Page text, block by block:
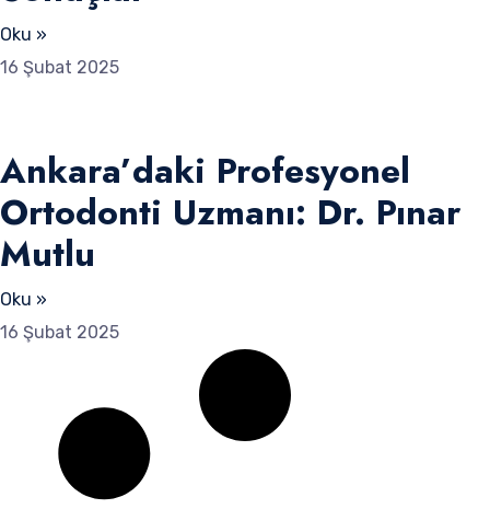
Oku »
16 Şubat 2025
Ankara’daki Profesyonel
Ortodonti Uzmanı: Dr. Pınar
Mutlu
Oku »
16 Şubat 2025